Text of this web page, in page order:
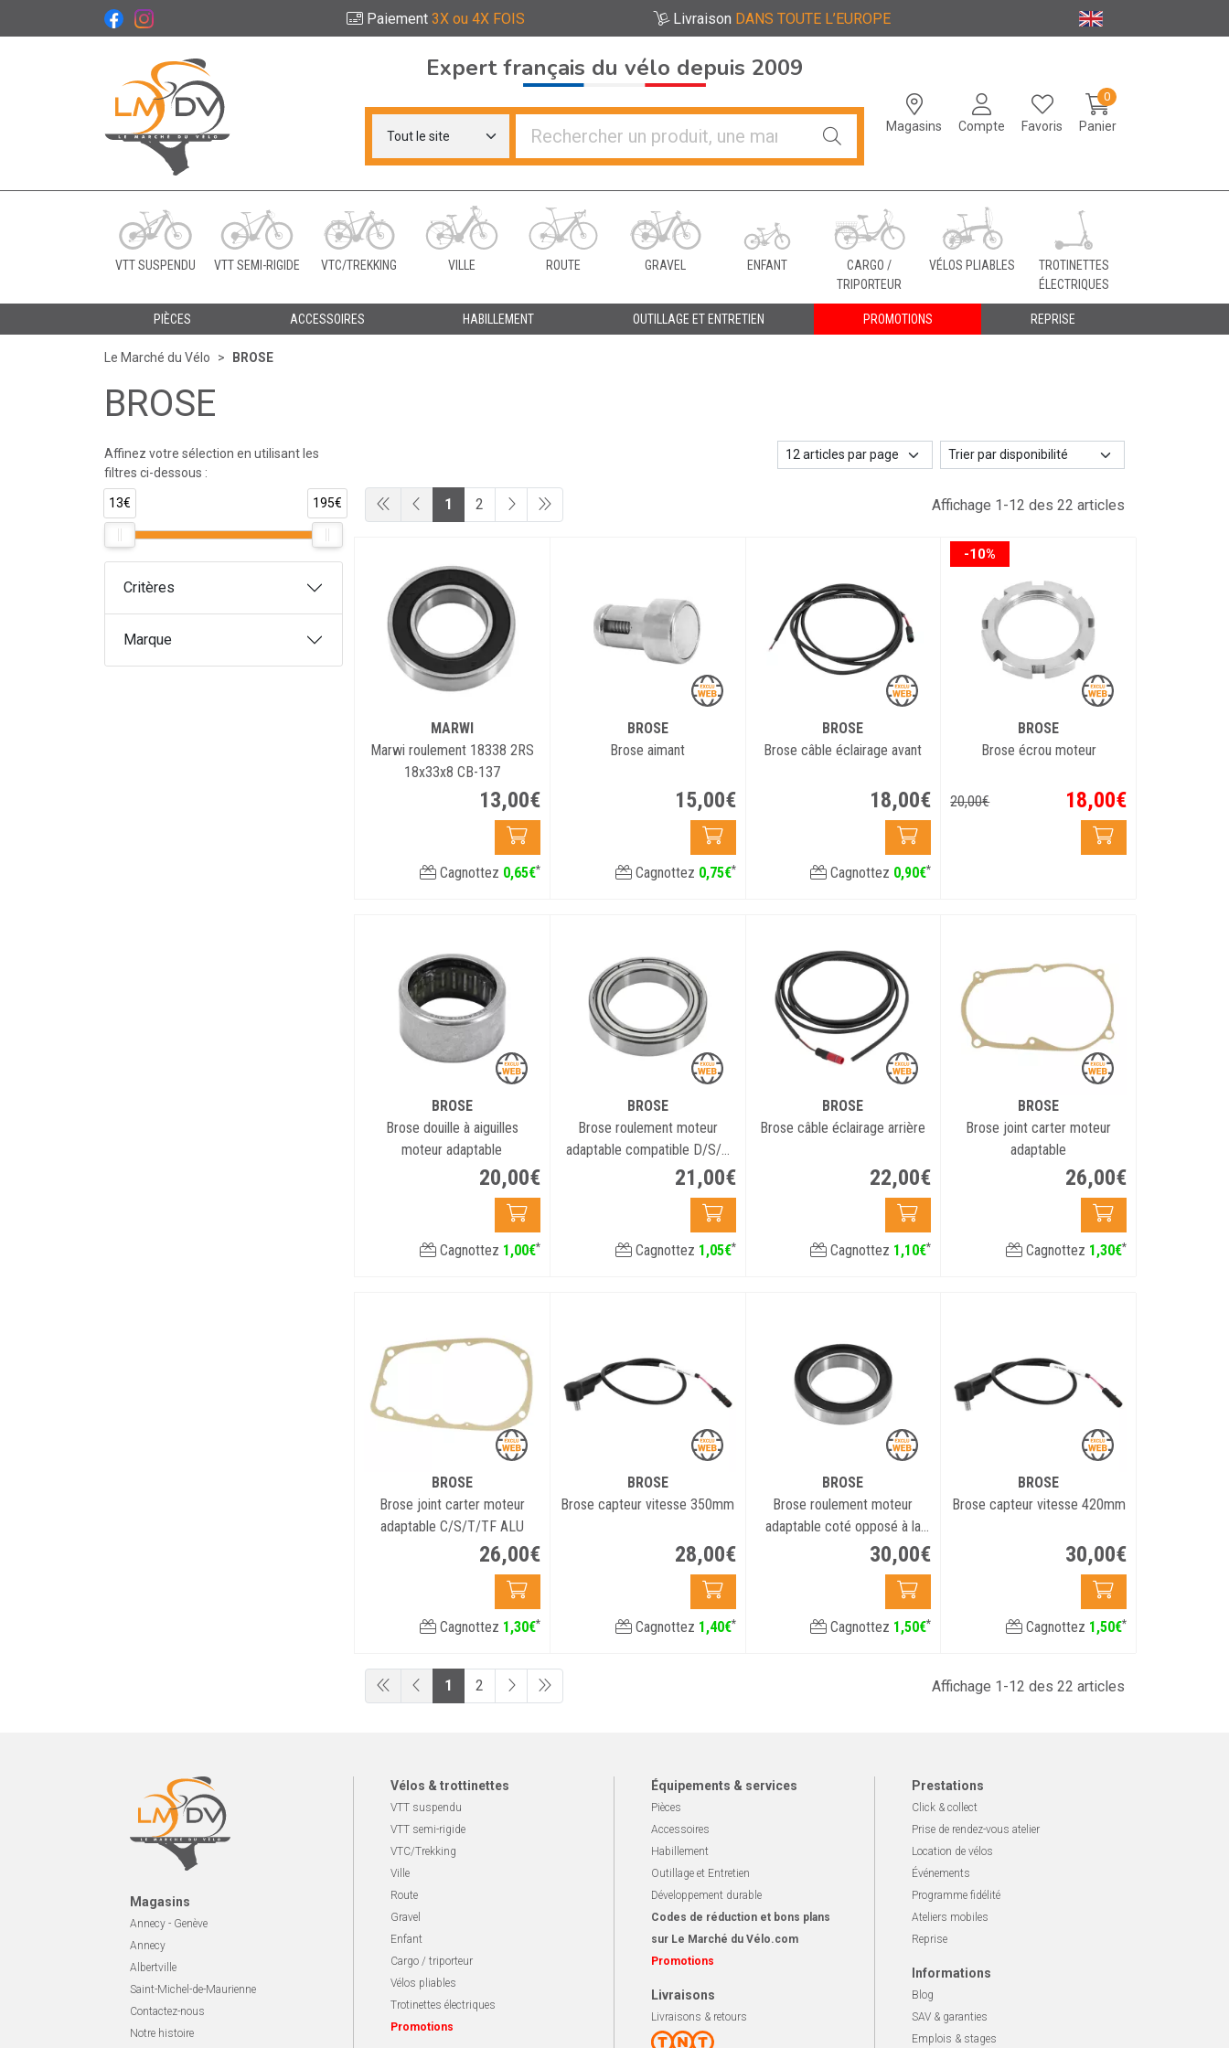
Paiement 3X ou 4X FOIS Livraison DANS TOUTE L’EUROPE
Le Marché du Vélo Votre distributeurs de vélo
Magasins Compte Favoris Panier
0
Expert français du vélo depuis 2009
VTT SUSPENDU VTT SEMI-RIGIDE VTC/TREKKING VILLE ROUTE GRAVEL ENFANT
CARGO /
TRIPORTEUR
VÉLOS PLIABLES
TROTINETTES
ÉLECTRIQUES
PIÈCES ACCESSOIRES HABILLEMENT OUTILLAGE ET ENTRETIEN PROMOTIONS REPRISE
Le Marché du Vélo BROSE
BROSE
Affichage 1-12 des 22 articles
1 2
MARWI
Marwi roulement 18338 2RS
18x33x8 CB-137
13,00€
Cagnottez 0,65€*
BROSE
Brose aimant
15,00€
Cagnottez 0,75€*
BROSE
Brose câble éclairage avant
18,00€
Cagnottez 0,90€*
-10%
BROSE
Brose écrou moteur
20,00€ 18,00€
BROSE
Brose douille à aiguilles
moteur adaptable
20,00€
Cagnottez 1,00€*
BROSE
Brose roulement moteur
adaptable compatible D/S/C
21,00€
Cagnottez 1,05€*
BROSE
Brose câble éclairage arrière
22,00€
Cagnottez 1,10€*
BROSE
Brose joint carter moteur
adaptable
26,00€
Cagnottez 1,30€*
BROSE
Brose joint carter moteur
adaptable C/S/T/TF ALU
26,00€
Cagnottez 1 ,30€*
BROSE
Brose capteur vitesse 350mm
28,00€
Cagnottez 1 ,40€*
BROSE
Brose roulement moteur
adaptable coté opposé à la
transmission30,00€
Cagnottez 1 ,50€*
BROSE
Brose capteur vitesse 420mm
30,00€
Cagnottez 1 ,50€*
Affichage 1-12 des 22 articles
1 2
Affinez votre sélection en utilisant les
filtres ci-dessous :
13€ 195€
Critères
Marque
Magasins
Annecy - Genève
Annecy
Albertville
Saint-Michel-de-Maurienne
Contactez-nous
Notre histoire
Vélos & trottinettes
VTT suspendu
VTT semi-rigide
VTC/Trekking
Ville
Route
Gravel
Enfant
Cargo / triporteur
Vélos pliables
Trotinettes électriques
Promotions
Équipements & services
Pièces
Accessoires
Habillement
Outillage et Entretien
Développement durable
Codes de réduction et bons plans
sur Le Marché du Vélo.com
Promotions
Livraisons
Livraisons & retours
Prestations
Click & collect
Prise de rendez-vous atelier
Location de vélos
Événements
Programme fidélité
Ateliers mobiles
Reprise
Informations
Blog
SAV & garanties
Emplois & stages